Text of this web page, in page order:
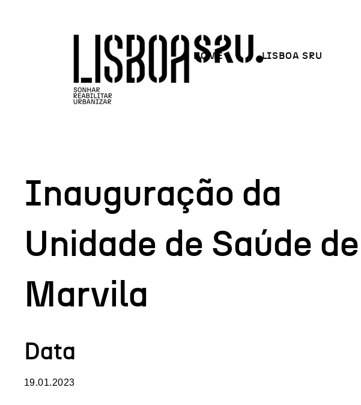
HOME LISBOA SRU
Inauguração da
Unidade de Saúde de
Marvila
Data
19.01.2023